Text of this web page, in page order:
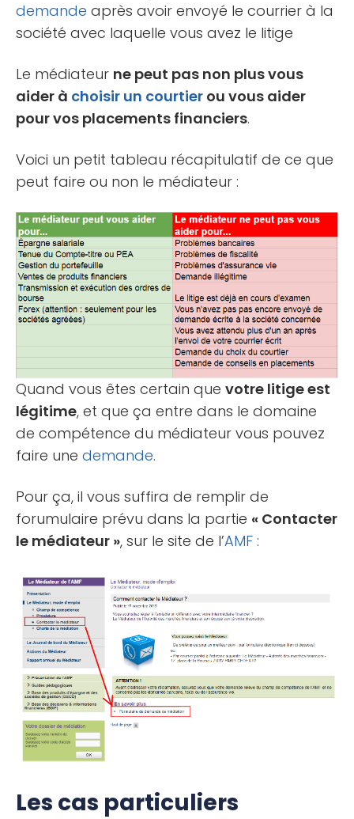
demande après avoir envoyé le courrier à la
société avec laquelle vous avez le litige
Le médiateur ne peut pas non plus vous
aider à choisir un courtier ou vous aider
pour vos placements financiers.
Voici un petit tableau récapitulatif de ce que
peut faire ou non le médiateur :
Quand vous êtes certain que votre litige est
légitime, et que ça entre dans le domaine
de compétence du médiateur vous pouvez
faire une demande.
Pour ça, il vous suffira de remplir de
forumulaire prévu dans la partie « Contacter
le médiateur », sur le site de l’AMF :
Les cas particuliers